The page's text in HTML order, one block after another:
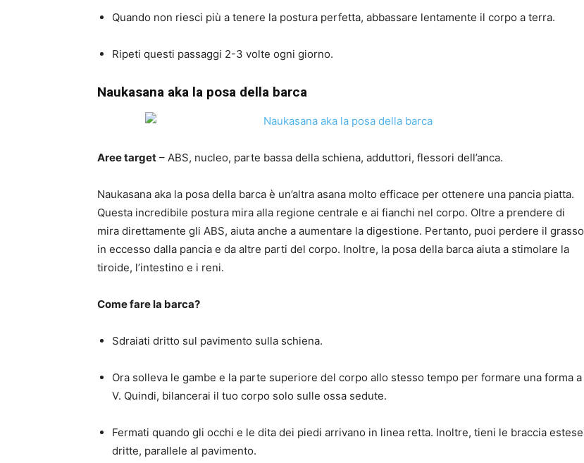
Quando non riesci più a tenere la postura perfetta, abbassare lentamente il corpo a terra.
Ripeti questi passaggi 2-3 volte ogni giorno.
Naukasana aka la posa della barca
Aree target – ABS, nucleo, parte bassa della schiena, adduttori, flessori dell’anca.
Naukasana aka la posa della barca è un’altra asana molto efficace per ottenere una pancia piatta.
Questa incredibile postura mira alla regione centrale e ai fianchi nel corpo. Oltre a prendere di
mira direttamente gli ABS, aiuta anche a aumentare la digestione. Pertanto, puoi perdere il grasso
in eccesso dalla pancia e da altre parti del corpo. Inoltre, la posa della barca aiuta a stimolare la
tiroide, l’intestino e i reni.
Come fare la barca?
Sdraiati dritto sul pavimento sulla schiena.
Ora solleva le gambe e la parte superiore del corpo allo stesso tempo per formare una forma a
V. Quindi, bilancerai il tuo corpo solo sulle ossa sedute.
Fermati quando gli occhi e le dita dei piedi arrivano in linea retta. Inoltre, tieni le braccia estese
dritte, parallele al pavimento.